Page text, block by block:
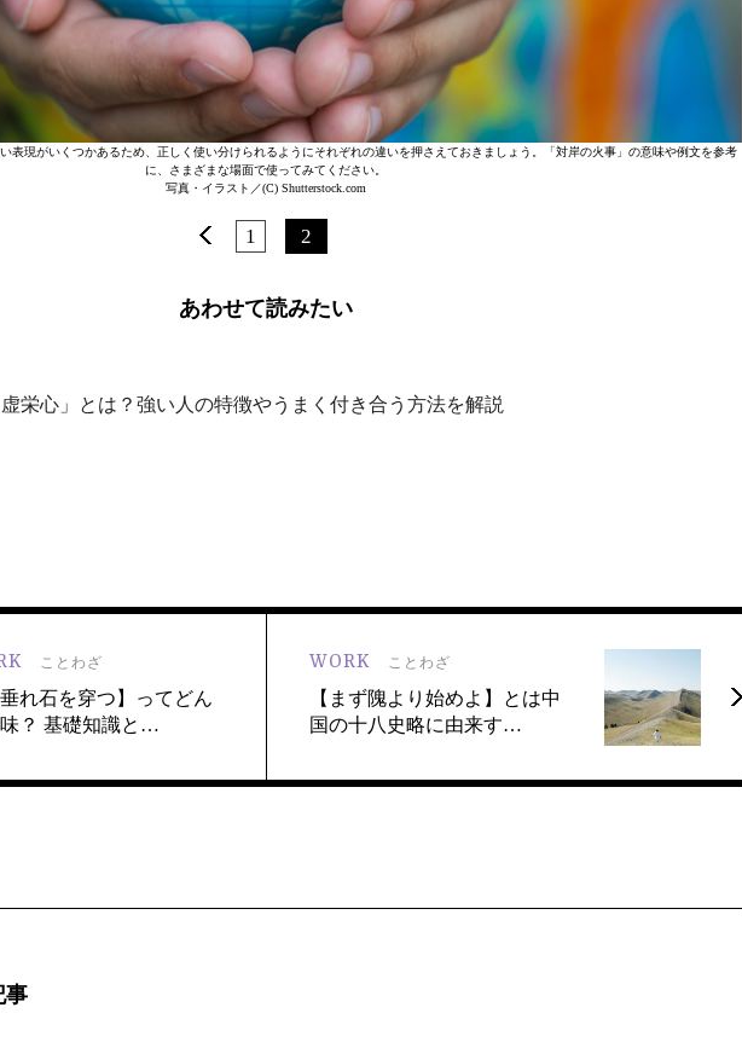
表現がいくつかあるため、正しく使い分けられるようにそれぞれの違いを押さえておきましょう。「対岸の火事」の意味や例文を参考
に、さまざまな場面で使ってみてください。
写真・イラスト／(C) Shutterstock.com
1 2
あわせて読みたい
虚栄心」とは？強い人の特徴やうまく付き合う方法を解説
ことわざ
垂れ石を穿つ】ってどん
？ 基礎知識と…
WORK ことわざ
【まず隗より始めよ】とは中
国の十八史略に由来す…
事